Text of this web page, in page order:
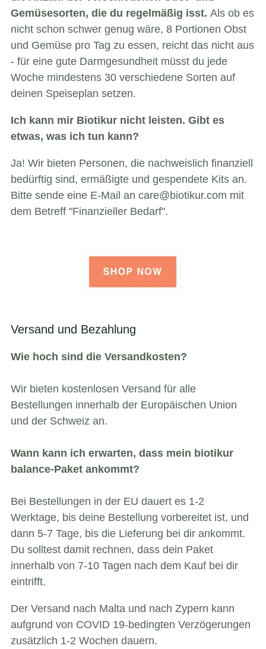
Gemüsesorten, die du regelmäßig isst. Als ob es
nicht schon schwer genug wäre, 8 Portionen Obst
und Gemüse pro Tag zu essen, reicht das nicht aus
- für eine gute Darmgesundheit müsst du jede
Woche mindestens 30 verschiedene Sorten auf
deinen Speiseplan setzen.
Ich kann mir Biotikur nicht leisten. Gibt es
etwas, was ich tun kann?
Ja! Wir bieten Personen, die nachweislich finanziell
bedürftig sind, ermäßigte und gespendete Kits an.
Bitte sende eine E-Mail an care@biotikur.com mit
dem Betreff "Finanzieller Bedarf".
Versand und Bezahlung
Wie hoch sind die Versandkosten?
Wir bieten kostenlosen Versand für alle
Bestellungen innerhalb der Europäischen Union
und der Schweiz an.
Wann kann ich erwarten, dass mein biotikur
balance-Paket ankommt?
Bei Bestellungen in der EU dauert es 1-2
Werktage, bis deine Bestellung vorbereitet ist, und
dann 5-7 Tage, bis die Lieferung bei dir ankommt.
Du solltest damit rechnen, dass dein Paket
innerhalb von 7-10 Tagen nach dem Kauf bei dir
eintrifft.
Der Versand nach Malta und nach Zypern kann
aufgrund von COVID 19-bedingten Verzögerungen
zusätzlich 1-2 Wochen dauern.